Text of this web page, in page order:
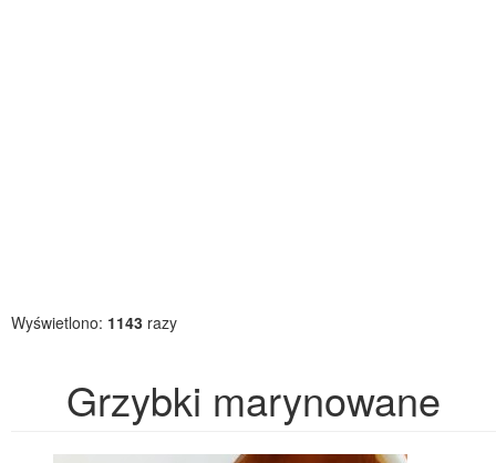
Wyświetlono: 1143 razy
Grzybki marynowane